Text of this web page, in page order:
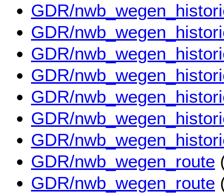
GDR/
GDR/
GDR/
GDR/
GDR/
GDR/
GDR/
GDR/nwb_wegen_route
GDR/nwb_wegen_route